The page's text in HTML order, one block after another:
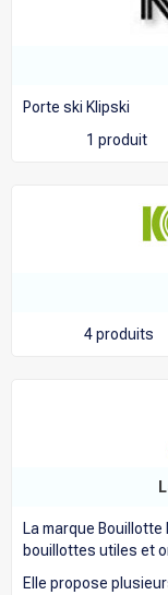
Porte ski Klipski
1 produit
4 produits
La marque
bouillottes utiles et
Elle propose